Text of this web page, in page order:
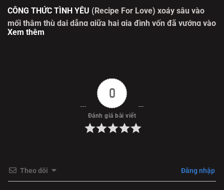
CÔNG THỨC TÌNH YÊU (Recipe For Love) xoáy sâu vào
mối thâm thù dai dẳng giữa hai gia đình vốn đã vướng vào
những hiểu lầm tồi tệ suốt 30 năm qua. Những vết thương
đầu thay đổi khi những bí mật ẩn giấu dần được đưa ra
ánh sáng, buộc các thành viên phải đối mặt với sự thật
Cuộc hành trình tìm kiếm sự đồng điệu này không chỉ là
nhau đi qua những cung bậc cảm xúc từ oán hận đến thấu
hiểu, để rồi cuối cùng chọn cách buông bỏ cái tôi nhằm
Xem thêm
0
Đánh giá bài viết
Theo dõi Đăng nhập